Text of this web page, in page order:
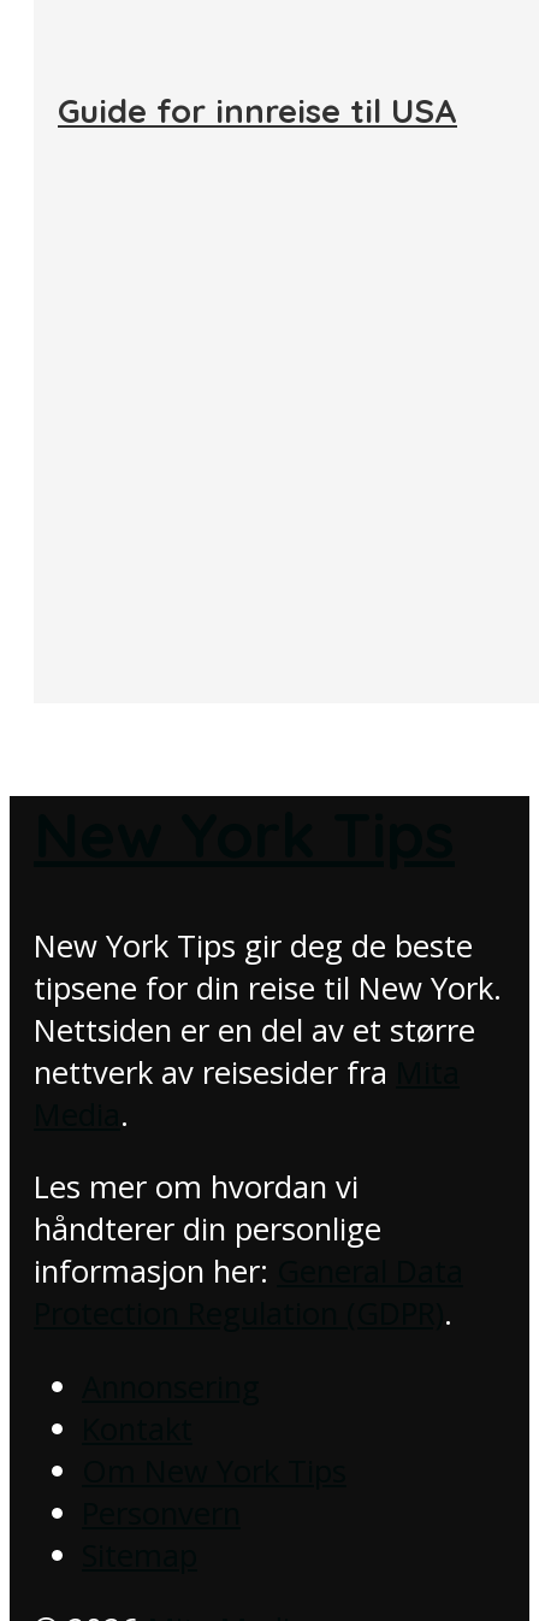
Guide for innreise til USA
New York Tips gir deg de beste
tipsene for din reise til New York.
Nettsiden er en del av et større
nettverk av reisesider fra
.
Les mer om hvordan vi
håndterer din personlige
informasjon her:
.